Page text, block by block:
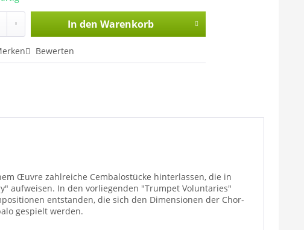
In den Warenkorb
Bewerten
Œuvre zahlreiche Cembalostücke hinterlassen, die in
aufweisen. In den vorliegenden "Trumpet Voluntaries"
entstanden, die sich den Dimensionen der Chor-
gespielt werden.